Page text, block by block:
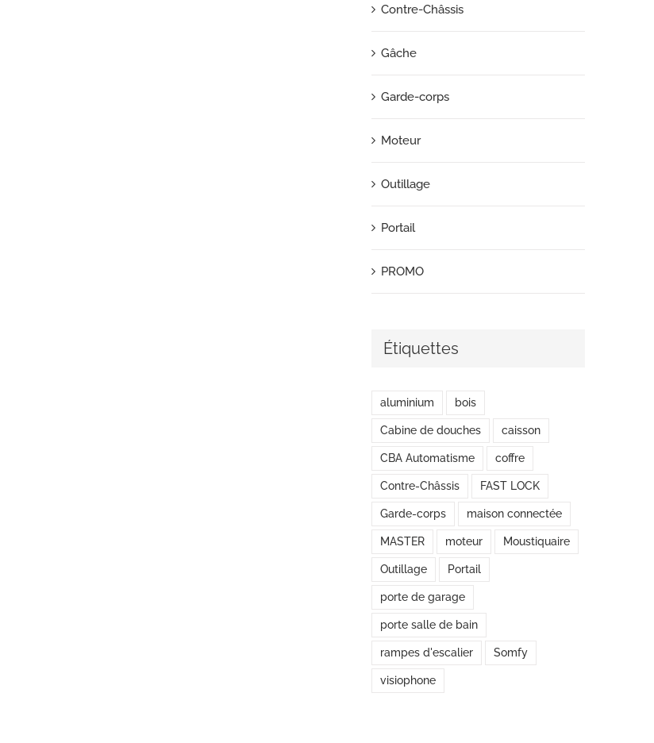
Contre-Châssis
Gâche
Garde-corps
Moteur
Outillage
Portail
PROMO
Étiquettes
aluminium bois
Cabine de douches caisson
CBA Automatisme coffre
Contre-Châssis FAST LOCK
Garde-corps maison connectée
MASTER moteur Moustiquaire
Outillage Portail
porte de garage
porte salle de bain
rampes d'escalier Somfy
visiophone